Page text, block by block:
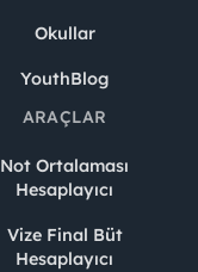
Okullar
YouthBlog
ARAÇLAR
Not Ortalaması
Hesaplayıcı
Vize Final Büt
Hesaplayıcı